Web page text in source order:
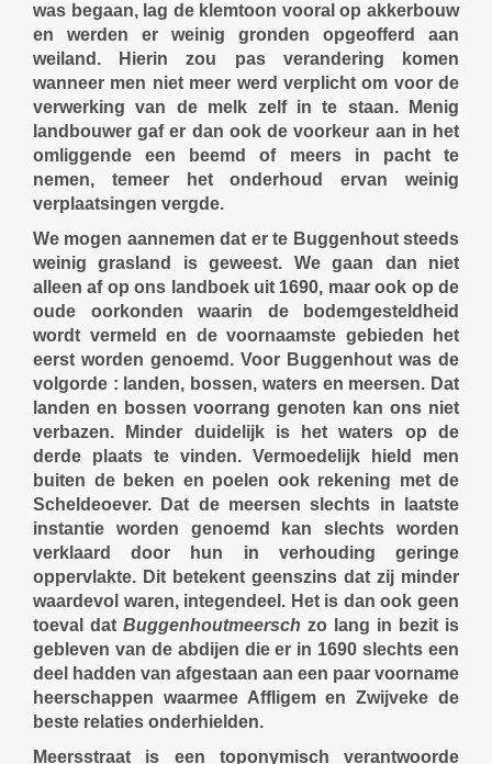
was begaan, lag de klemtoon vooral op akkerbouw
en werden er weinig gronden opgeofferd aan
weiland. Hierin zou pas verandering komen
wanneer men niet meer werd verplicht om voor de
verwerking van de melk zelf in te staan. Menig
landbouwer gaf er dan ook de voorkeur aan in het
omliggende een beemd of meers in pacht te
nemen, temeer het onderhoud ervan weinig
verplaatsingen vergde.
We mogen aannemen dat er te Buggenhout steeds
weinig grasland is geweest. We gaan dan niet
alleen af op ons landboek uit 1690, maar ook op de
oude oorkonden waarin de bodemgesteldheid
wordt vermeld en de voornaamste gebieden het
eerst worden genoemd. Voor Buggenhout was de
volgorde : landen, bossen, waters en meersen. Dat
landen en bossen voorrang genoten kan ons niet
verbazen. Minder duidelijk is het waters op de
derde plaats te vinden. Vermoedelijk hield men
buiten de beken en poelen ook rekening met de
Scheldeoever. Dat de meersen slechts in laatste
instantie worden genoemd kan slechts worden
verklaard door hun in verhouding geringe
oppervlakte. Dit betekent geenszins dat zij minder
waardevol waren, integendeel. Het is dan ook geen
toeval dat Buggenhoutmeersch zo lang in bezit is
gebleven van de abdijen die er in 1690 slechts een
deel hadden van afgestaan aan een paar voorname
heerschappen waarmee Affligem en Zwijveke de
beste relaties onderhielden.
Meersstraat is een toponymisch verantwoorde